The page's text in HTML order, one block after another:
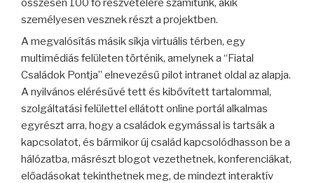
személyesen vesznek részt a projektben.
A megvalósítás másik síkja virtuális térben, egy
multimédiás felületen történik, amelynek a “Fiatal
Családok Pontja” elnevezésű pilot intranet oldal az alapja.
A nyilvános elérésűvé tett és kibővített tartalommal,
szolgáltatási felülettel ellátott online portál alkalmas
egyrészt arra, hogy a családok egymással is tartsák a
kapcsolatot, és bármikor új család kapcsolódhasson be a
hálózatba, másrészt blogot vezethetnek, konferenciákat,
előadásokat tekinthetnek meg, de mindezt interaktív